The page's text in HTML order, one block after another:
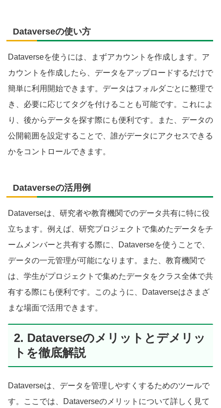
Dataverseの使い方
Dataverseを使うには、まずアカウントを作成します。ア
カウントを作成したら、データをアップロードするだけで
簡単に利用開始できます。データはフォルダごとに整理で
き、必要に応じてタグを付けることも可能です。これによ
り、後からデータを探す際にも便利です。また、データの
公開範囲を設定することで、誰がデータにアクセスできる
かをコントロールできます。
Dataverseの活用例
Dataverseは、研究者や教育機関でのデータ共有に特に役
立ちます。例えば、研究プロジェクトで集めたデータをチ
ームメンバーと共有する際に、Dataverseを使うことで、
データの一元管理が可能になります。また、教育機関で
は、学生がプロジェクトで集めたデータをクラス全体で共
有する際にも便利です。このように、Dataverseはさまざ
まな場面で活用できます。
2. Dataverseのメリットとデメリッ
トを徹底解説
Dataverseは、データを管理しやすくするためのツールで
す。ここでは、Dataverseのメリットについて詳しく見て